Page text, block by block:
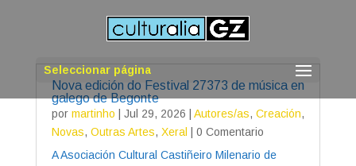
Seleccionar página
Nova edición do Festival 27373 de música en
galego de Begonte
por martinho Jul 29, 2026 Autores/as, Creación,
Novas, Outras Artes, Xeral
| 0 Comentario
A Asociación Cultural Castiñeiro Milenario de